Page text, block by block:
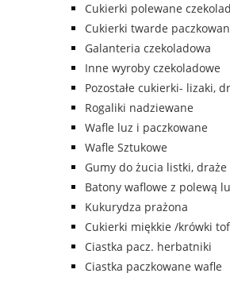
Cukierki polewane
Cukierki twarde
Galanteria czekoladowa
Inne wyroby czekoladowe
Pozostałe cukierki- lizaki, dr
Rogaliki nadziewane
Wafle luz i paczkowane
Wafle Sztukowe
Gumy do żucia listki,
Batony waflowe z polewą
Kukurydza prażona
Cukierki miękkie /krówki
Ciastka pacz. herbatniki
Ciastka paczkowane wafle